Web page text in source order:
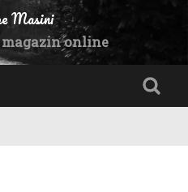
Masini
magazin online